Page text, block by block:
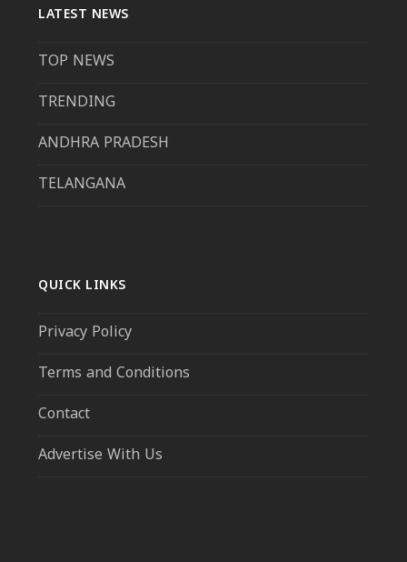
LATEST NEWS
TOP NEWS
TRENDING
ANDHRA PRADESH
TELANGANA
QUICK LINKS
Privacy Policy
Terms and Conditions
Contact
Advertise With Us